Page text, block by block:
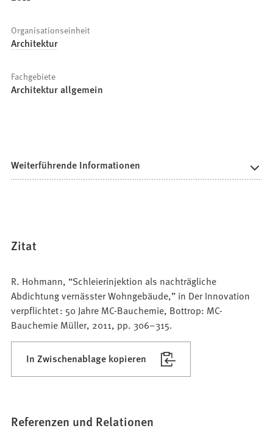
Organisationseinheit
Architektur
Fachgebiete
Architektur allgemein
Weiterführende Informationen
Zitat
R. Hohmann, “Schleierinjektion als nachträgliche
Abdichtung vernässter Wohngebäude,” in Der Innovation
verpflichtet : 50 Jahre MC-Bauchemie, Bottrop: MC-
Bauchemie Müller, 2011, pp. 306–315.
In Zwischenablage kopieren
Referenzen und Relationen